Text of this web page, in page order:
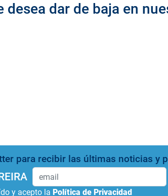
desea dar de baja en
para recibir las últimas noticias y
y acepto la Política de Privacidad